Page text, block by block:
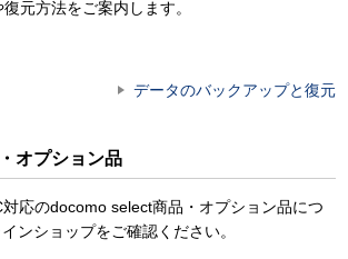
復元方法をご案内します。
データのバックアップと復元
オプション品
応のdocomo select商品・オプション品につ
ンショップをご確認ください。